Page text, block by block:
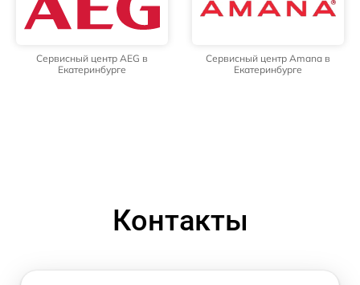
Сервисный центр AEG в
Екатеринбурге
Сервисный центр Amana в
Екатеринбурге
Контакты